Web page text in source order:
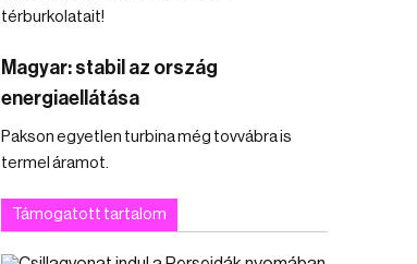
térburkolatait!
Magyar: stabil az ország
energiaellátása
Pakson egyetlen turbina még tovvábra is
termel áramot.
Támogatott tartalom